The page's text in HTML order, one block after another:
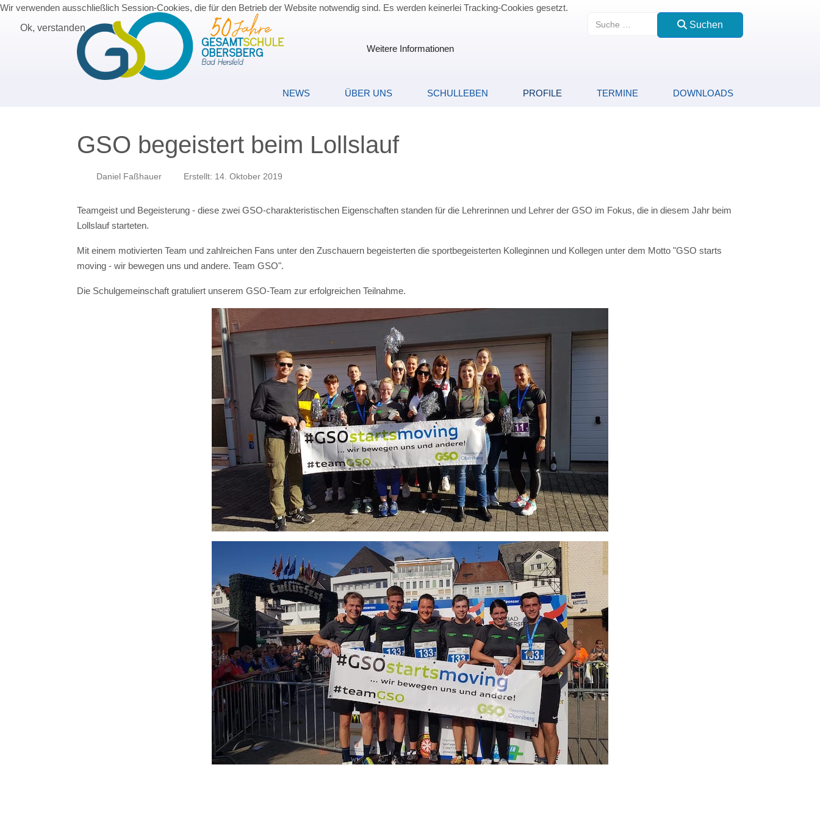
Suchen
Suchen
NEWS ÜBER UNS SCHULLEBEN PROFILE TERMINE DOWNLOADS
GSO begeistert beim Lollslauf
Daniel Faßhauer Erstellt: 14. Oktober 2019
Teamgeist und Begeisterung - diese zwei GSO-charakteristischen Eigenschaften standen für die Lehrerinnen und Lehrer der GSO im Fokus, die in diesem Jahr beim
Lollslauf starteten.
Mit einem motivierten Team und zahlreichen Fans unter den Zuschauern begeisterten die sportbegeisterten Kolleginnen und Kollegen unter dem Motto "GSO starts
moving - wir bewegen uns und andere. Team GSO".
Die Schulgemeinschaft gratuliert unserem GSO-Team zur erfolgreichen Teilnahme.
Wir verwenden ausschließlich Session-Cookies, die für den Betrieb der Website notwendig sind. Es werden keinerlei Tracking-Cookies gesetzt.
Ok, verstanden
Weitere Informationen